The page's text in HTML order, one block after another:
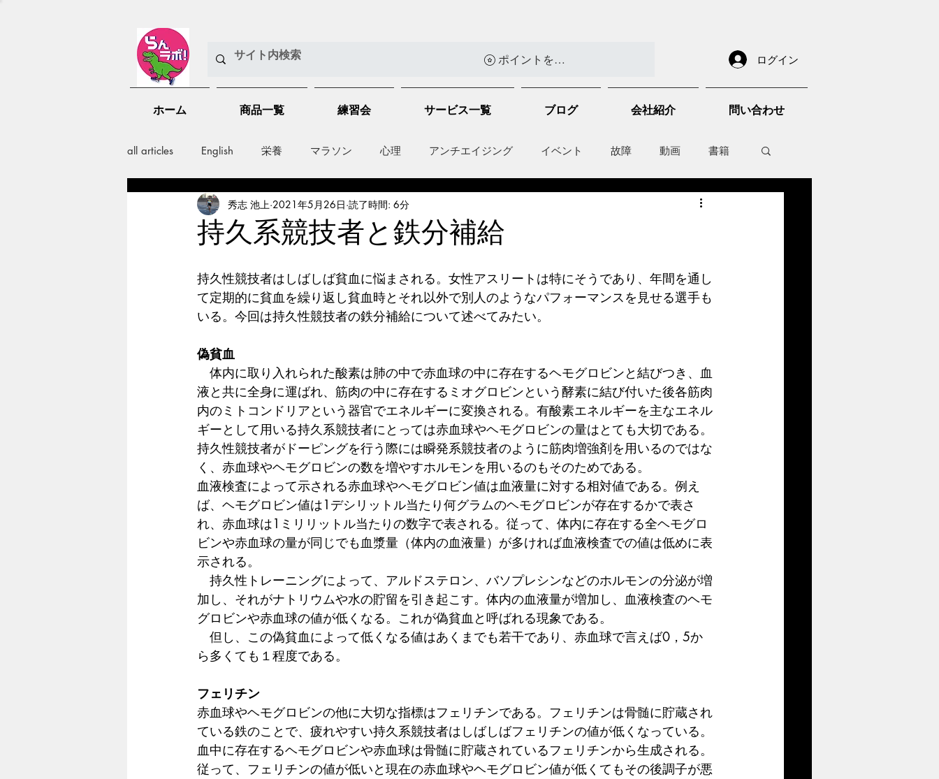
ポイントを表示 ログイン
ホーム 商品一覧 練習会 サービス一覧 ブログ 会社紹介 問い合わせ
all articles English 栄養 マラソン 心理 アンチエイジング イベント 故障 動画 書籍
メンバー紹介 Nutrition anti-inflammation
持久系競技者と鉄分補給
秀志 池上 2021年5月26日 読了時間: 6分
持久性競技者はしばしば貧血に悩まされる。女性アスリートは特にそうであり、年間を通し
て定期的に貧血を繰り返し貧血時とそれ以外で別人のようなパフォーマンスを見せる選手も
いる。今回は持久性競技者の鉄分補給について述べてみたい。
偽貧血
体内に取り入れられた酸素は肺の中で赤血球の中に存在するヘモグロビンと結びつき、血
液と共に全身に運ばれ、筋肉の中に存在するミオグロビンという酵素に結び付いた後各筋肉
内のミトコンドリアという器官でエネルギーに変換される。有酸素エネルギーを主なエネル
ギーとして用いる持久系競技者にとっては赤血球やヘモグロビンの量はとても大切である。
持久性競技者がドーピングを行う際には瞬発系競技者のように筋肉増強剤を用いるのではな
く、赤血球やヘモグロビンの数を増やすホルモンを用いるのもそのためである。
血液検査によって示される赤血球やヘモグロビン値は血液量に対する相対値である。例え
ば、ヘモグロビン値は1デシリットル当たり何グラムのヘモグロビンが存在するかで表さ
れ、赤血球は1ミリリットル当たりの数字で表される。従って、体内に存在する全ヘモグロ
ビンや赤血球の量が同じでも血漿量（体内の血液量）が多ければ血液検査での値は低めに表
示される。
持久性トレーニングによって、アルドステロン、バソプレシンなどのホルモンの分泌が増
加し、それがナトリウムや水の貯留を引き起こす。体内の血液量が増加し、血液検査のヘモ
グロビンや赤血球の値が低くなる。これが偽貧血と呼ばれる現象である。
但し、この偽貧血によって低くなる値はあくまでも若干であり、赤血球で言えば0，5か
ら多くても１程度である。
フェリチン
赤血球やヘモグロビンの他に大切な指標はフェリチンである。フェリチンは骨髄に貯蔵され
ている鉄のことで、疲れやすい持久系競技者はしばしばフェリチンの値が低くなっている。
血中に存在するヘモグロビンや赤血球は骨髄に貯蔵されているフェリチンから生成される。
従って、フェリチンの値が低いと現在の赤血球やヘモグロビン値が低くてもその後調子が悪